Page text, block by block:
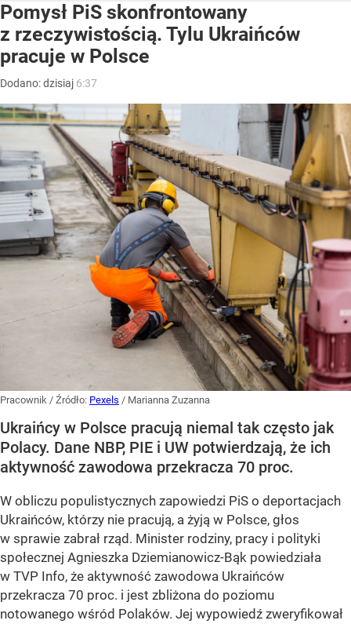
Pomysł PiS skonfrontowany
z rzeczywistością. Tylu Ukraińców
pracuje w Polsce
Dodano:dzisiaj 6:37
Pracownik / Źródło: Pexels / Marianna Zuzanna
Ukraińcy w Polsce pracują niemal tak często jak
Polacy. Dane NBP, PIE i UW potwierdzają, że ich
aktywność zawodowa przekracza 70 proc.
W obliczu populistycznych zapowiedzi PiS o deportacjach
Ukraińców, którzy nie pracują, a żyją w Polsce, głos
w sprawie zabrał rząd. Minister rodziny, pracy i polityki
społecznej Agnieszka Dziemianowicz-Bąk powiedziała
w TVP Info, że aktywność zawodowa Ukraińców
przekracza 70 proc. i jest zbliżona do poziomu
notowanego wśród Polaków. Jej wypowiedź zweryfikował